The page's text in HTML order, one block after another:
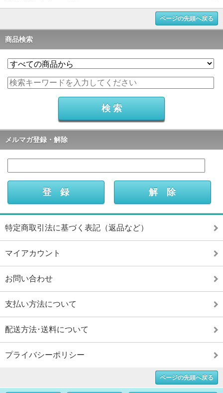
ページの先頭へ戻る
商品検索
メルマガ登録・解除
特定商取引法に基づく表記（返品など）
マイアカウント
お問い合わせ
支払い方法について
配送方法･送料について
プライバシーポリシー
ページの先頭へ戻る